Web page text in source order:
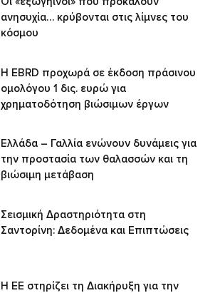
ανησυχία… κρύβονται στις λίμνες του
κόσμου
Η EBRD προχωρά σε έκδοση πράσινου
ομολόγου 1 δις. ευρώ για
χρηματοδότηση βιώσιμων έργων
Ελλάδα – Γαλλία ενώνουν δυνάμεις για
την προστασία των θαλασσών και τη
βιώσιμη μετάβαση
Σεισμική Δραστηριότητα στη
Σαντορίνη: Δεδομένα και Επιπτώσεις
Η ΕΕ στηρίζει τη Διακήρυξη για την